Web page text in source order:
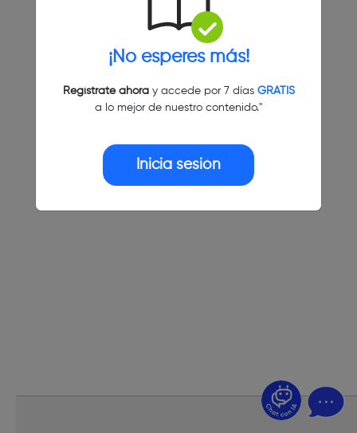
¡No esperes más!
Regístrate ahoray accede por 7 días GRATIS
a lo mejor de nuestro contenido."
Inicia sesión